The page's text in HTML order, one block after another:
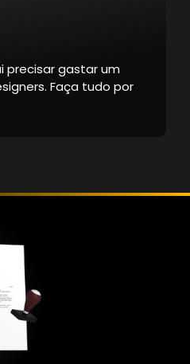
precisar gastar um
Faça tudo por